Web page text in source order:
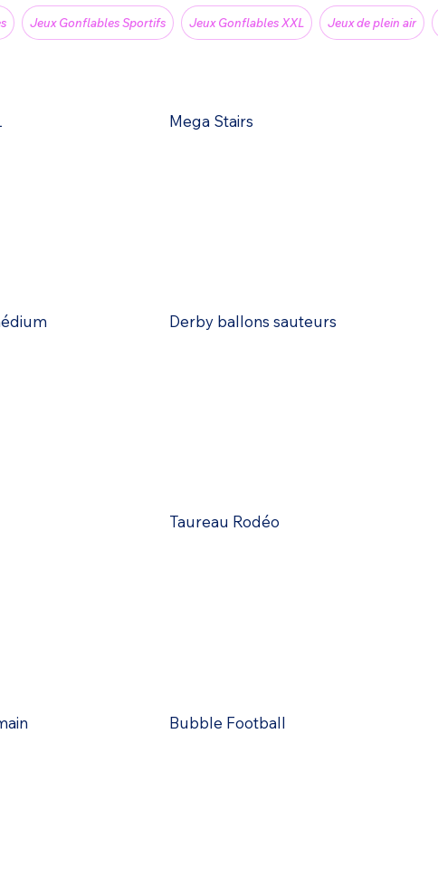
Jeux Gonflables Sportifs Jeux Gonflables XXL Jeux de plein air
Mega Stairs
Derby ballons sauteurs
Taureau Rodéo
Bubble Football